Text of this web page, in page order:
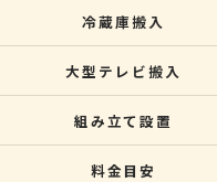
冷蔵庫搬入
大型テレビ搬入
組み立て設置
料金目安